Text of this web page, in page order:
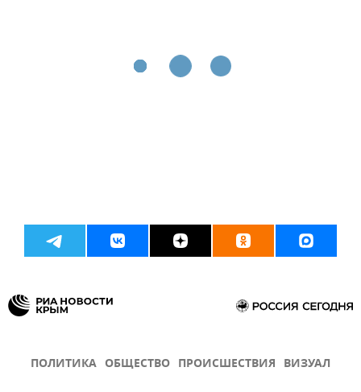
ПОЛИТИКА ОБЩЕСТВО ПРОИСШЕСТВИЯ ВИЗУАЛ